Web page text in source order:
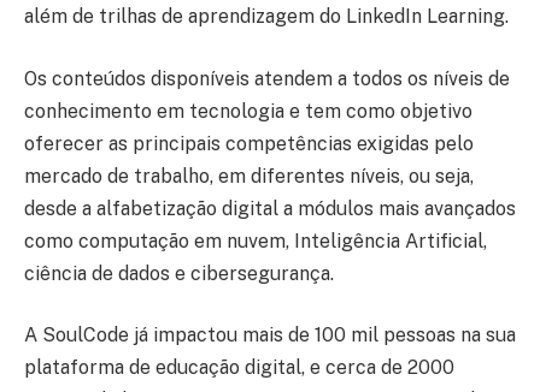
além de trilhas de aprendizagem do LinkedIn Learning.
Os conteúdos disponíveis atendem a todos os níveis de
conhecimento em tecnologia e tem como objetivo
oferecer as principais competências exigidas pelo
mercado de trabalho, em diferentes níveis, ou seja,
desde a alfabetização digital a módulos mais avançados
como computação em nuvem, Inteligência Artificial,
ciência de dados e cibersegurança.
A SoulCode já impactou mais de 100 mil pessoas na sua
plataforma de educação digital, e cerca de 2000